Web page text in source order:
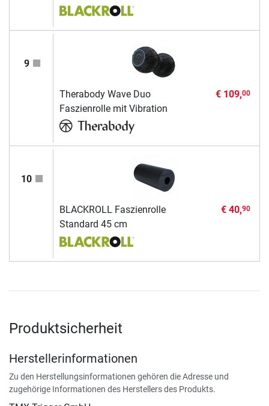
9
Therabody Wave Duo
Faszienrolle mit Vibration
€ 109,00
10
BLACKROLL Faszienrolle
Standard 45 cm
€ 40,90
Produktsicherheit
Herstellerinformationen
Zu den Herstellungsinformationen gehören die Adresse und
zugehörige Informationen des Herstellers des Produkts.